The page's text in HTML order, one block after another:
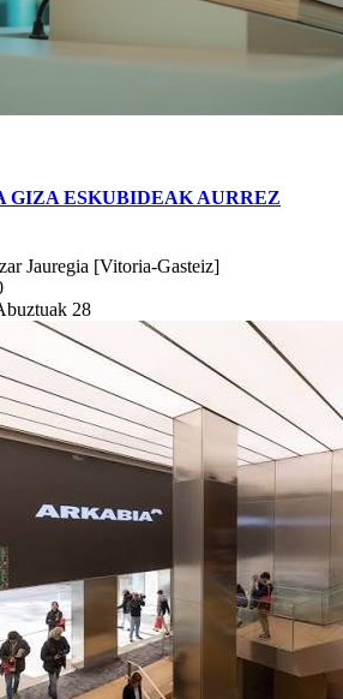
GIZA ESKUBIDEAK AURREZ
Jauregia [Vitoria-Gasteiz]
28